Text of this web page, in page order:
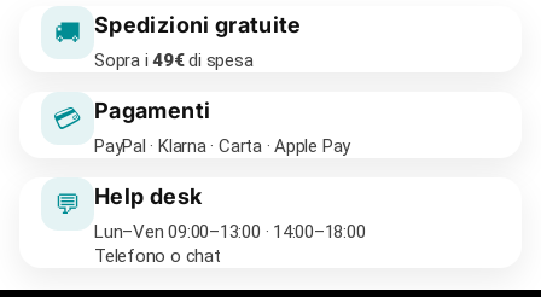
🚚 Spedizioni gratuite
Sopra i49€di spesa
💳 Pagamenti
PayPal · Klarna · Carta · Apple Pay
💬 Help desk
Lun–Ven 09:00–13:00 · 14:00–18:00
Telefono o chat